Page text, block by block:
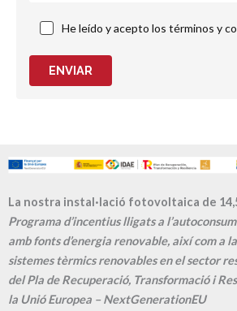
He leído y acepto los términos y
ENVIAR
La nostra instal·lació fotovoltaica de
Programa d’incentius lligats a
amb fonts d’energia renovable, així com a
sistemes tèrmics renovables en el sector
del Pla de Recuperació, Transformació i
la Unió Europea – NextGenerationEU